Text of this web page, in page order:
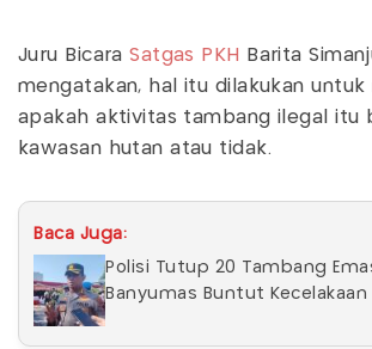
Juru BicaraSatgas PKH
Barita
mengatakan, hal itu dilakukan untuk
apakah aktivitas tambang ilegal itu
kawasan hutan atau tidak.
Baca Juga:
Polisi Tutup 20 Tambang
Banyumas Buntut Kecelakaan